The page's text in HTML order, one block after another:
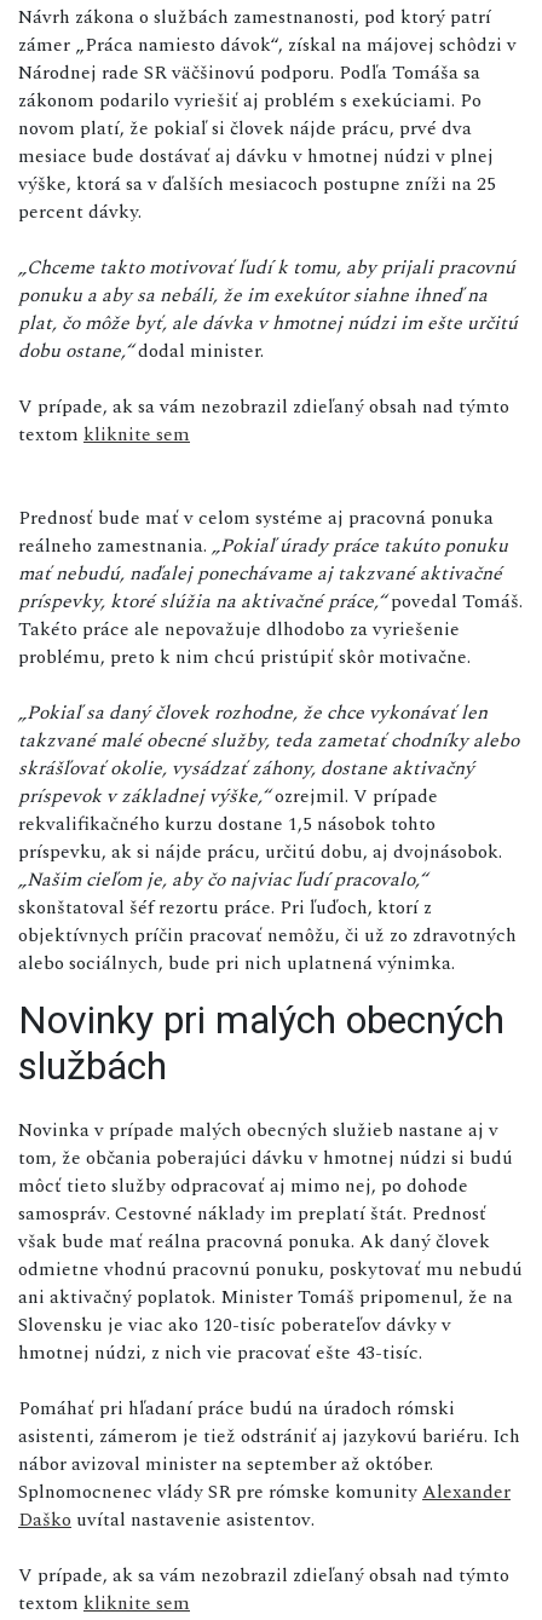
Návrh zákona o službách zamestnanosti, pod ktorý patrí
zámer „Práca namiesto dávok“, získal na májovej schôdzi v
Národnej rade SR väčšinovú podporu. Podľa Tomáša sa
zákonom podarilo vyriešiť aj problém s exekúciami. Po
novom platí, že pokiaľ si človek nájde prácu, prvé dva
mesiace bude dostávať aj dávku v hmotnej núdzi v plnej
výške, ktorá sa v ďalších mesiacoch postupne zníži na 25
percent dávky.
„Chceme takto motivovať ľudí k tomu, aby prijali pracovnú
ponuku a aby sa nebáli, že im exekútor siahne ihneď na
plat, čo môže byť, ale dávka v hmotnej núdzi im ešte určitú
dobu ostane,“dodal minister.
V prípade, ak sa vám nezobrazil zdieľaný obsah nad týmto
textom kliknite sem
Prednosť bude mať v celom systéme aj pracovná ponuka
reálneho zamestnania. „Pokiaľ úrady práce takúto ponuku
mať nebudú, naďalej ponechávame aj takzvané aktivačné
príspevky, ktoré slúžia na aktivačné práce,“povedal Tomáš.
Takéto práce ale nepovažuje dlhodobo za vyriešenie
problému, preto k nim chcú pristúpiť skôr motivačne.
„Pokiaľ sa daný človek rozhodne, že chce vykonávať len
takzvané malé obecné služby, teda zametať chodníky alebo
skrášľovať okolie, vysádzať záhony, dostane aktivačný
príspevok v základnej výške,“ozrejmil. V prípade
rekvalifikačného kurzu dostane 1,5 násobok tohto
príspevku, ak si nájde prácu, určitú dobu, aj dvojnásobok.
„Našim cieľom je, aby čo najviac ľudí pracovalo,“
skonštatoval šéf rezortu práce. Pri ľuďoch, ktorí z
objektívnych príčin pracovať nemôžu, či už zo zdravotných
alebo sociálnych, bude pri nich uplatnená výnimka.
Novinky pri malých obecných
službách
Novinka v prípade malých obecných služieb nastane aj v
tom, že občania poberajúci dávku v hmotnej núdzi si budú
môcť tieto služby odpracovať aj mimo nej, po dohode
samospráv. Cestovné náklady im preplatí štát. Prednosť
však bude mať reálna pracovná ponuka. Ak daný človek
odmietne vhodnú pracovnú ponuku, poskytovať mu nebudú
ani aktivačný poplatok. Minister Tomáš pripomenul, že na
Slovensku je viac ako 120-tisíc poberateľov dávky v
hmotnej núdzi, z nich vie pracovať ešte 43-tisíc.
Pomáhať pri hľadaní práce budú na úradoch rómski
asistenti, zámerom je tiež odstrániť aj jazykovú bariéru. Ich
nábor avizoval minister na september až október.
Splnomocnenec vlády SR pre rómske komunityAlexander
Daško uvítal nastavenie asistentov.
V prípade, ak sa vám nezobrazil zdieľaný obsah nad týmto
textom kliknite sem